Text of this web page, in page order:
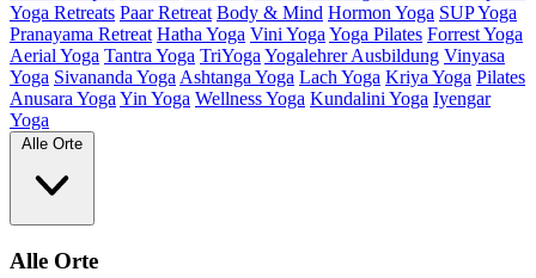
Yoga Retreats Paar Retreat Body & Mind Hormon Yoga SUP Yoga
Pranayama Retreat Hatha Yoga Vini Yoga Yoga Pilates Forrest Yoga
Aerial Yoga Tantra Yoga TriYoga Yogalehrer Ausbildung Vinyasa
Yoga Sivananda Yoga Ashtanga Yoga Lach Yoga Kriya Yoga Pilates
Anusara Yoga Yin Yoga Wellness Yoga Kundalini Yoga Iyengar
Yoga
Alle Orte
Alle Orte